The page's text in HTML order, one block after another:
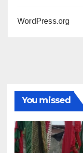
WordPress.org
You missed